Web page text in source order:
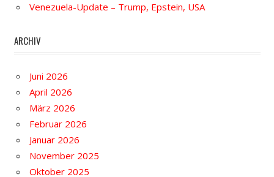
Venezuela-Update – Trump, Epstein, USA
ARCHIV
Juni 2026
April 2026
März 2026
Februar 2026
Januar 2026
November 2025
Oktober 2025